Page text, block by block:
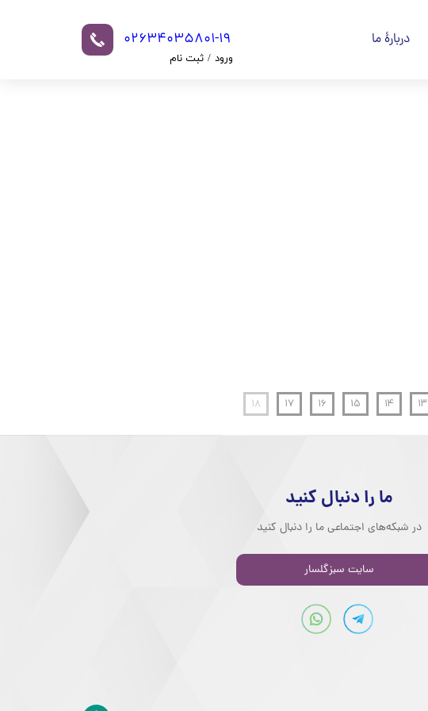
02634035801-19​​​​​​​​​​​​​​ دربارۀ ما
ورود / ثبت نام
۱۳ ۱۴ ۱۵ ۱۶ ۱۷ ۱۸
در شبکه‌های اجتماعی ما را دنبال کنید
ما را دنبال کنید
سایت سبزگلسار